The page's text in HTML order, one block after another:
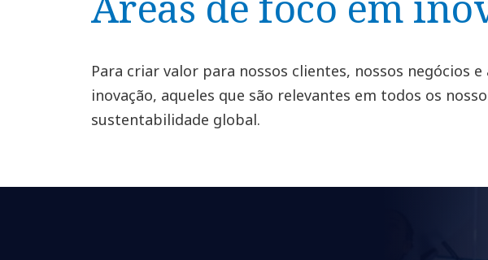
Para criar valor para nossos clientes, nossos negócios
inovação, aqueles que são relevantes em todos os
sustentabilidade global.